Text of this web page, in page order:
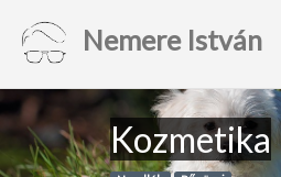
Nemere István
Kozmetika